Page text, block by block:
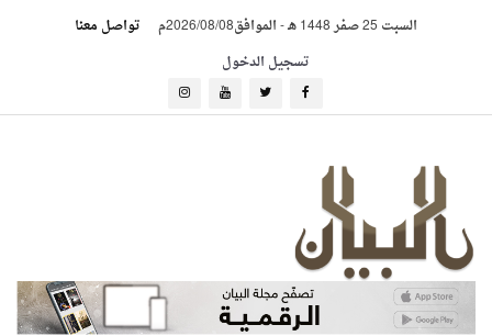
السبت 25 صفر 1448 هـ -الموافق2026/08/08م
تواصل معنا
تسجيل الدخول